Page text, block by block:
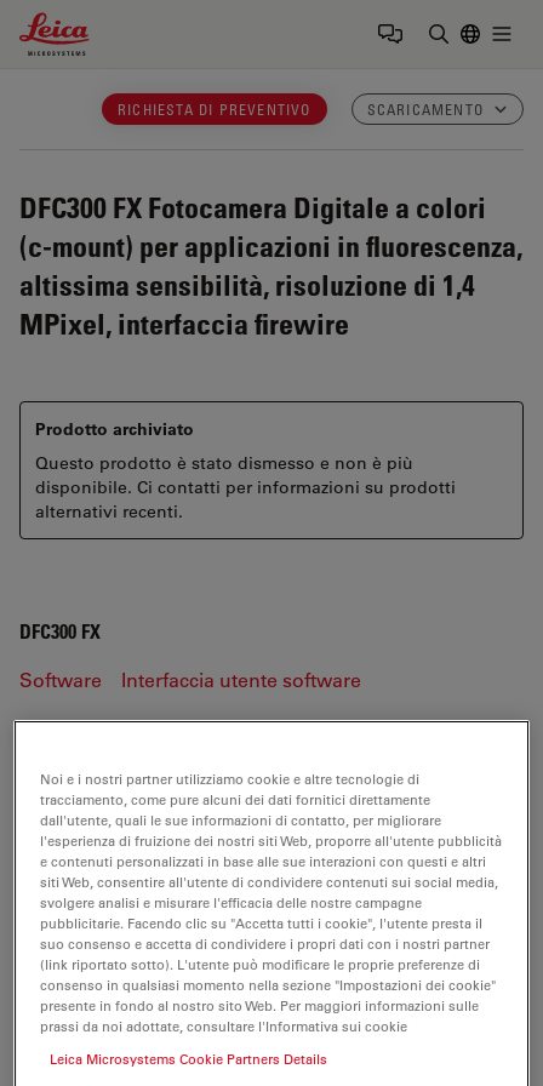
Leica Microsystems Logo
RICHIESTA DI PREVENTIVO SCARICAMENTO
DFC300 FX Fotocamera Digitale a colori
(c-mount) per applicazioni in fluorescenza,
altissima sensibilità, risoluzione di 1,4
MPixel, interfaccia firewire
Prodotto archiviato
Questo prodotto è stato dismesso e non è più
disponibile. Ci contatti per informazioni su prodotti
alternativi recenti.
DFC300 FX
Software Interfaccia utente software
SOFTWARE
DFCTwain-for-PC-V7.7.1 CHS
Jul 27, 2026 ZIP, 17 MB
DOWNLOAD
Noi e i nostri partner utilizziamo cookie e altre tecnologie di
tracciamento, come pure alcuni dei dati fornitici direttamente
dall'utente, quali le sue informazioni di contatto, per migliorare
l'esperienza di fruizione dei nostri siti Web, proporre all'utente pubblicità
e contenuti personalizzati in base alle sue interazioni con questi e altri
siti Web, consentire all'utente di condividere contenuti sui social media,
svolgere analisi e misurare l'efficacia delle nostre campagne
pubblicitarie. Facendo clic su "Accetta tutti i cookie", l'utente presta il
suo consenso e accetta di condividere i propri dati con i nostri partner
(link riportato sotto). L'utente può modificare le proprie preferenze di
consenso in qualsiasi momento nella sezione "Impostazioni dei cookie"
presente in fondo al nostro sito Web. Per maggiori informazioni sulle
prassi da noi adottate, consultare l'Informativa sui cookie
Leica Microsystems Cookie Partners Details